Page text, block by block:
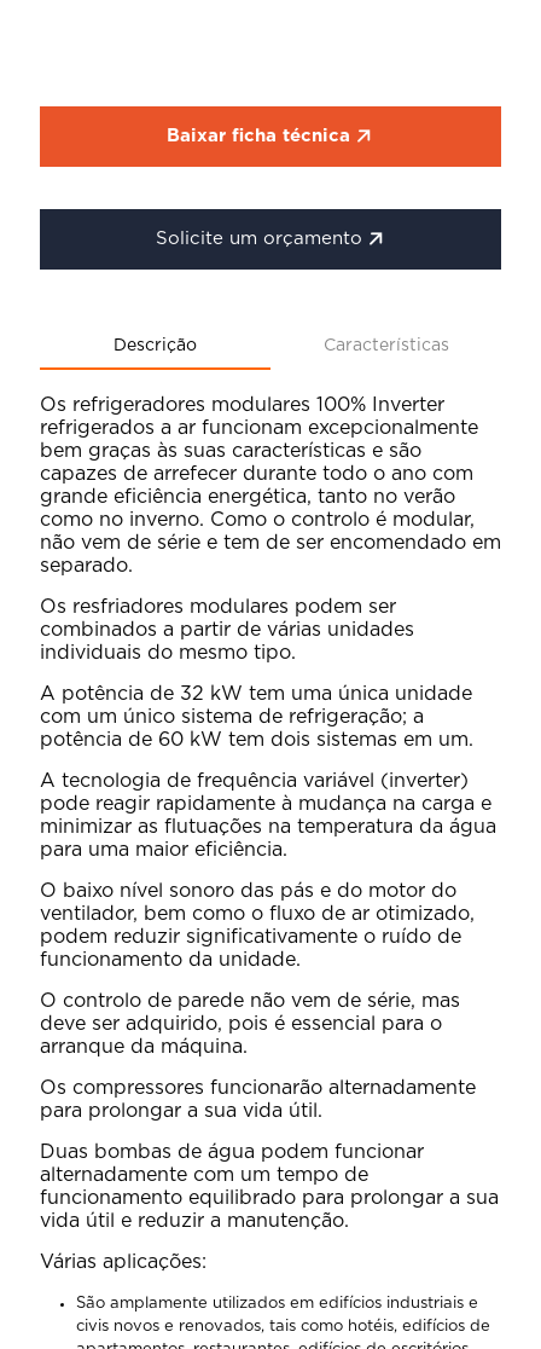
Baixar ficha técnica
Solicite um orçamento
Descrição Características
Os refrigeradores modulares 100% Inverter
refrigerados a ar funcionam excepcionalmente
bem graças às suas características e são
capazes de arrefecer durante todo o ano com
grande eficiência energética, tanto no verão
como no inverno. Como o controlo é modular,
não vem de série e tem de ser encomendado em
separado.
Os resfriadores modulares podem ser
combinados a partir de várias unidades
individuais do mesmo tipo.
A potência de 32 kW tem uma única unidade
com um único sistema de refrigeração; a
potência de 60 kW tem dois sistemas em um.
A tecnologia de frequência variável (inverter)
pode reagir rapidamente à mudança na carga e
minimizar as flutuações na temperatura da água
para uma maior eficiência.
O baixo nível sonoro das pás e do motor do
ventilador, bem como o fluxo de ar otimizado,
podem reduzir significativamente o ruído de
funcionamento da unidade.
O controlo de parede não vem de série, mas
deve ser adquirido, pois é essencial para o
arranque da máquina.
Os compressores funcionarão alternadamente
para prolongar a sua vida útil.
Duas bombas de água podem funcionar
alternadamente com um tempo de
funcionamento equilibrado para prolongar a sua
vida útil e reduzir a manutenção.
Várias aplicações:
São amplamente utilizados em edifícios industriais e
civis novos e renovados, tais como hotéis, edifícios de